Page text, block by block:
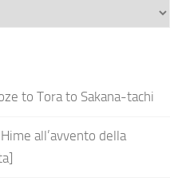
to Tora to Sakana-tachi
all’avvento della